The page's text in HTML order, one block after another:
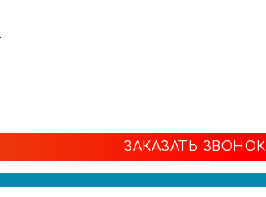
ЗАКАЗАТЬ ЗВОНОК